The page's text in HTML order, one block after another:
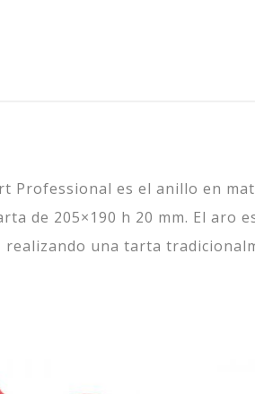
Professional es el anillo en
de 205×190 h 20 mm. El aro
una tarta